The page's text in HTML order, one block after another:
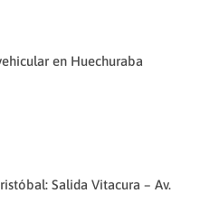
en Huechuraba
Salida Vitacura – Av.